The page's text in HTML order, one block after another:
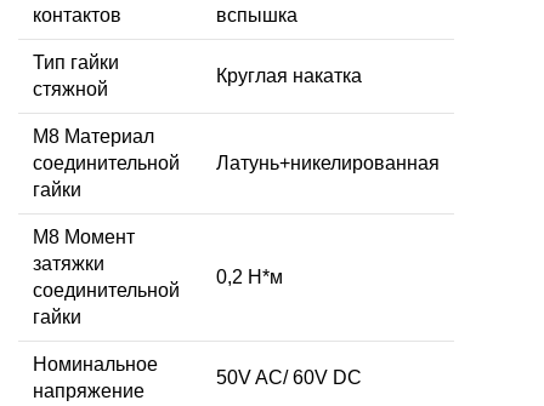
контактов
вспышка
Тип гайки
стяжной
Круглая накатка
М8 Материал
соединительной
гайки
Латунь+никелированная
M8 Момент
затяжки
соединительной
гайки
0,2 Н*м
Номинальное
напряжение
50V AC/ 60V DC